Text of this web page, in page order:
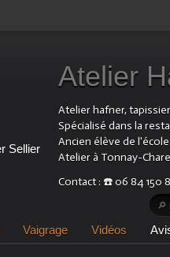
Atelier hafner,
Spécialisé dans la
Ancien élève de
Atelier à Tonnay-
Contact : ☎️ 06 84 150
Vaigrage Vidéos